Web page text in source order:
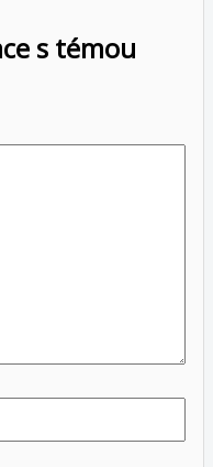
s témou